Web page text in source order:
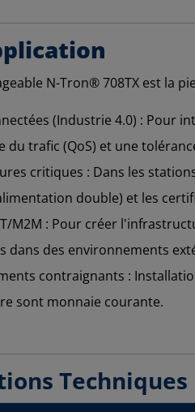
N-Tron® 708TX est la
(Industrie 4.0) : Pour
du trafic (QoS) et une
critiques : Dans les
double) et les
M2M : Pour créer
dans des environnements
contraignants :
sont monnaie courante.
Techniques